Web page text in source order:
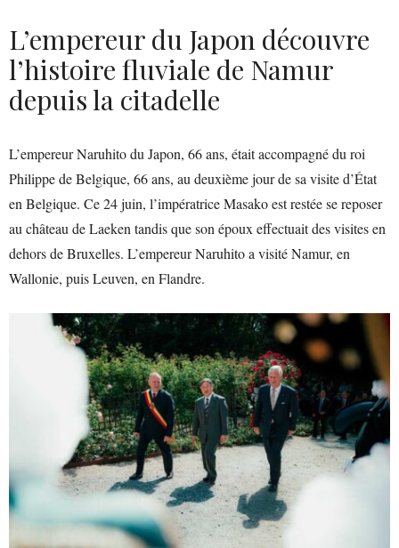
L’empereur du Japon découvre
l’histoire fluviale de Namur
depuis la citadelle
L’empereur Naruhito du Japon, 66 ans, était accompagné du roi
Philippe de Belgique, 66 ans, au deuxième jour de sa visite d’État
en Belgique. Ce 24 juin, l’impératrice Masako est restée se reposer
au château de Laeken tandis que son époux effectuait des visites en
dehors de Bruxelles. L’empereur Naruhito a visité Namur, en
Wallonie, puis Leuven, en Flandre.